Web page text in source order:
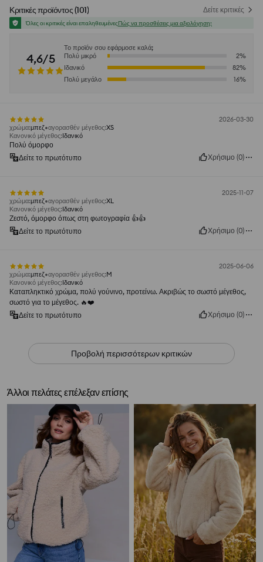
Κριτικές προϊόντος(101) Δείτε κριτικές
Όλες οι κριτικές είναι επαληθευμένεςΠώς να προσθέσεις μια αξιολόγηση;
4,6/5
Το προϊόν σου εφάρμοσε καλά;
Πολύ μικρό
2%
Ιδανικό
82%
Πολύ μεγάλο
16%
2026-03-30
χρώμα:μπεζ αγορασθέν μέγεθος:XS
Κανονικό μέγεθος:Ιδανικό
Πολύ όμορφο
Δείτε το πρωτότυπο
Χρήσιμο (0)
2025-11-07
χρώμα:μπεζ αγορασθέν μέγεθος:XL
Κανονικό μέγεθος:Ιδανικό
Ζεστό, όμορφο όπως στη φωτογραφία 👍️👍️
Δείτε το πρωτότυπο
Χρήσιμο (0)
2025-06-06
χρώμα:μπεζ αγορασθέν μέγεθος:M
Κανονικό μέγεθος:Ιδανικό
Καταπληκτικό χρώμα, πολύ γούνινο, προτείνω. Ακριβώς το σωστό μέγεθος,
σωστό για το μέγεθος. 🔥❤️
Δείτε το πρωτότυπο
Χρήσιμο (0)
Προβολή περισσότερων κριτικών
Άλλοι πελάτες επέλεξαν επίσης